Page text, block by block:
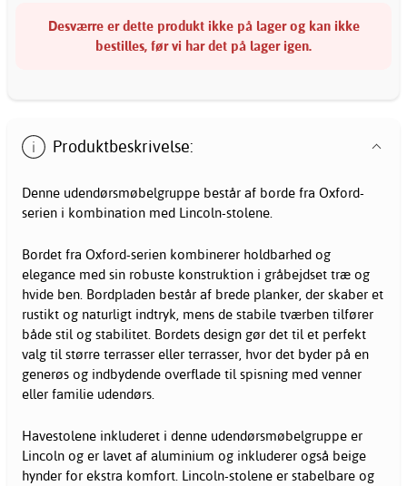
Desværre er dette produkt ikke på lager og kan ikke
bestilles, før vi har det på lager igen.
Produktbeskrivelse:
Denne udendørsmøbelgruppe består af borde fra Oxford-
serien i kombination med Lincoln-stolene.
Bordet fra Oxford-serien kombinerer holdbarhed og
elegance med sin robuste konstruktion i gråbejdset træ og
hvide ben. Bordpladen består af brede planker, der skaber et
rustikt og naturligt indtryk, mens de stabile tværben tilfører
både stil og stabilitet. Bordets design gør det til et perfekt
valg til større terrasser eller terrasser, hvor det byder på en
generøs og indbydende overflade til spisning med venner
eller familie udendørs.
Havestolene inkluderet i denne udendørsmøbelgruppe er
Lincoln og er lavet af aluminium og inkluderer også beige
hynder for ekstra komfort. Lincoln-stolene er stabelbare og